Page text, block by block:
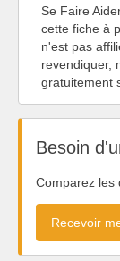
Se Faire
cette fiche à
n'est pas
revendiquer,
gratuitement
Besoin
Comparez les
Recevoir